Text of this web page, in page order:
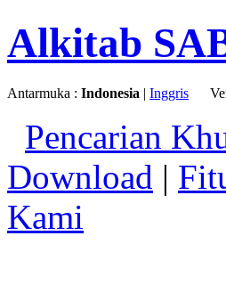
Alkitab
Antarmuka : Indonesia | Inggris
Pencarian
Download |
Kami